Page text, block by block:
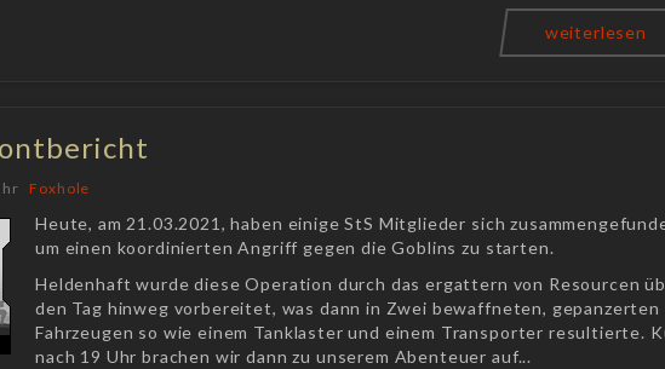
weiterlesen
Foxhole
Heute, am 21.03.2021, haben einige StS Mitglieder sich
um einen koordinierten Angriff gegen die Goblins zu starten.
Heldenhaft wurde diese Operation durch das ergattern von Resourcen
den Tag hinweg vorbereitet, was dann in Zwei bewaffneten, gepanzerten
Fahrzeugen so wie einem Tanklaster und einem Transporter resultierte.
nach 19 Uhr brachen wir dann zu unserem Abenteuer auf...